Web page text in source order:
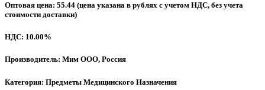
Оптовая цена: 55.44 (цена указана в рублях с учетом НДС, без учета
стоимости доставки)
НДС: 10.00%
Производитель: Мим ООО, Россия
Категория: Предметы Медицинского Назначения